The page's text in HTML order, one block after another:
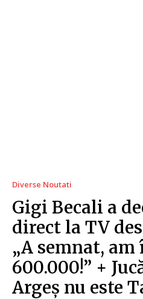
Diverse Noutati
Gigi Becali a
direct la TV
„A semnat, am
600.000!” +
Argeș nu este